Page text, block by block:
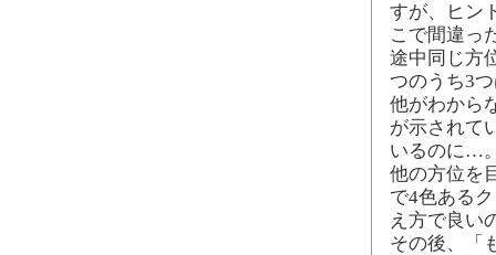
すが、ヒン
こで間違っ
途中同じ方
つのうち3
他がわから
が示されて
いるのに…
他の方位を
で4色ある
え方で良い
その後、「